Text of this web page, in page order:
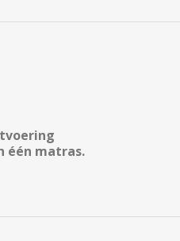
één matras.